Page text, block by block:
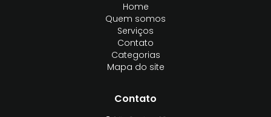
Home
Quem somos
Serviços
Contato
Categorias
Mapa do site
Contato